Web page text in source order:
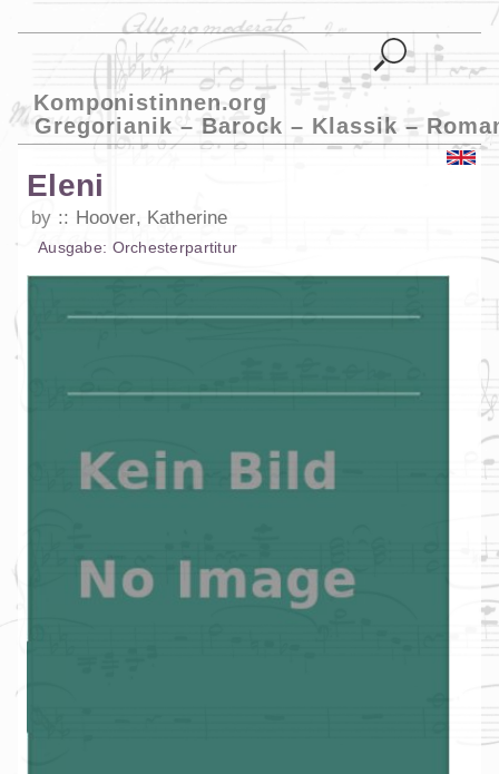
Komponistinnen.org
Gregorianik – Barock – Klassik –
Eleni
by Hoover, Katherine
Ausgabe: Orchesterpartitur